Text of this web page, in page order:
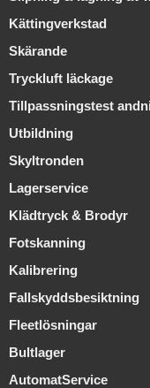
Kättingverkstad
Skärande
Tryckluft läckage
Tillpassningstest
Utbildning
Skyltronden
Lagerservice
Klädtryck & Brodyr
Fotskanning
Kalibrering
Fallskyddsbesiktning
Fleetlösningar
Bultlager
AutomatService